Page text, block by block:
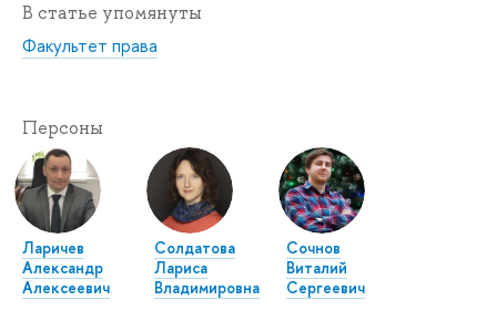
В статье упомянуты
Факультет права
Персоны
Ларичев
Александр
Алексеевич
Солдатова
Лариса
Владимировна
Сочнов
Виталий
Сергеевич